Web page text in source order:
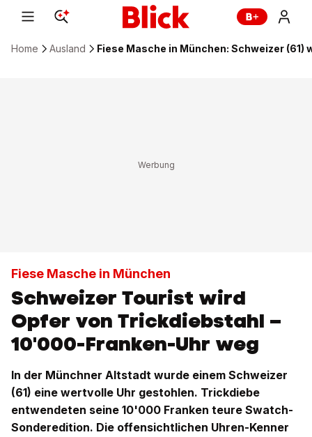
Home Ausland Fiese Masche in München: Schweizer
Fiese Masche in München
Schweizer Tourist wird
Opfer von Trickdiebstahl –
10'000-Franken-Uhr weg
In der Münchner Altstadt wurde einem Schweizer
(61) eine wertvolle Uhr gestohlen. Trickdiebe
entwendeten seine 10'000 Franken teure Swatch-
Sonderedition. Die offensichtlichen Uhren-Kenner